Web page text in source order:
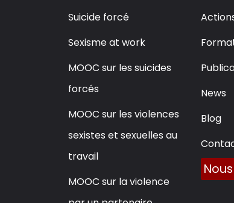
Suicide forcé
Sexisme at work
MOOC sur les suicides
forcés
MOOC sur les violences
sexistes et sexuelles au
travail
MOOC sur la violence
News
Blog